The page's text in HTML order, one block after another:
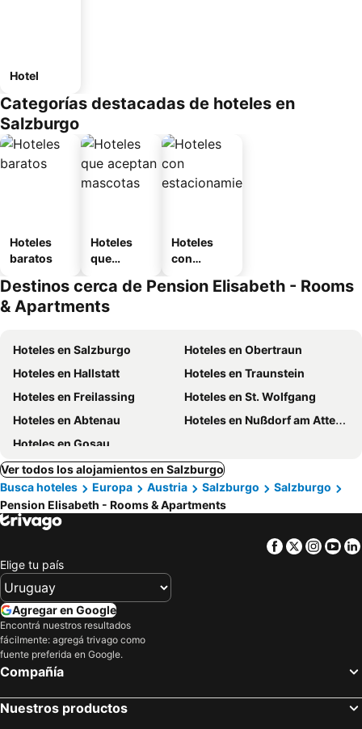
Hotel
Categorías destacadas de hoteles en
Salzburgo
Hoteles
baratos
Hoteles
que
mascotas
Hoteles
con
miento
Destinos cerca de Pension Elisabeth - Rooms
& Apartments
Hoteles en Salzburgo
Hoteles en Obertraun
Hoteles en Hallstatt
Hoteles en Traunstein
Hoteles en Freilassing
Hoteles en St. Wolfgang
Hoteles en Abtenau
Hoteles en Nußdorf am Attersee
Hoteles en Gosau
Ver todos los alojamientos en Salzburgo
Busca hoteles
Europa Austria Salzburgo
Salzburgo
Pension Elisabeth - Rooms & Apartments
Facebook
Twitter
Elige tu país
Agregar en Google
Encontrá nuestros resultados
fácilmente: agregá trivago como
fuente preferida en Google.
Compañía
Nuestros productos